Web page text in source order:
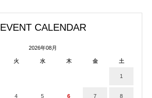
EVENT CALENDAR
2026年08月
火 水 木 金 土
1
4 5 6 7 8